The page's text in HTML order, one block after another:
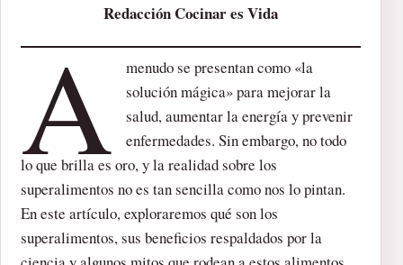
Redacción Cocinar es Vida
A
menudo se presentan como «la
solución mágica» para mejorar la
salud, aumentar la energía y prevenir
enfermedades. Sin embargo, no todo
lo que brilla es oro, y la realidad sobre los
superalimentos no es tan sencilla como nos lo pintan.
En este artículo, exploraremos qué son los
superalimentos, sus beneficios respaldados por la